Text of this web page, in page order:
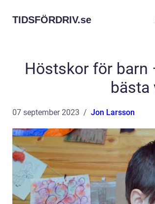
TIDSFÖRDRIV.se
Höstskor för barn
bästa
07 september 2023 Jon Larsson